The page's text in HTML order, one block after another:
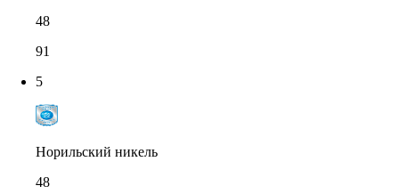
48
91
5
Норильский никель
48